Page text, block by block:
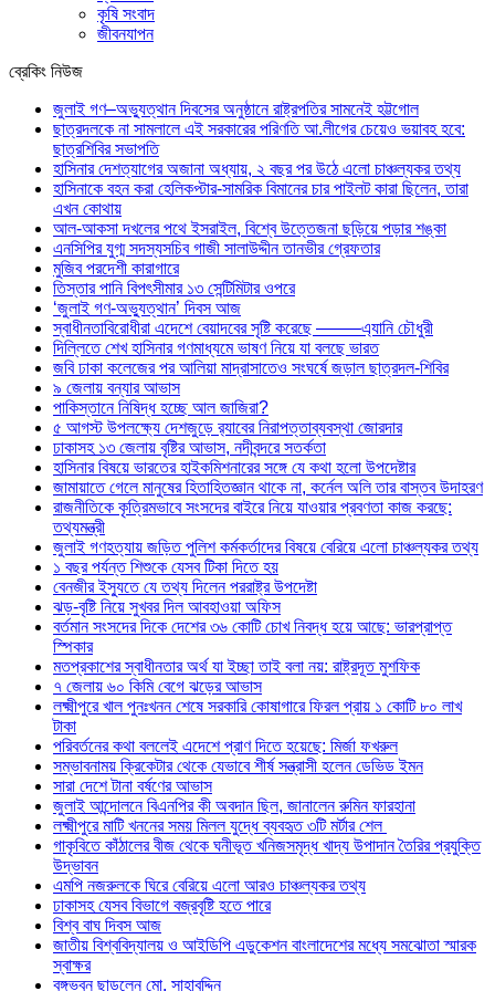
কৃষি সংবাদ
জীবনযাপন
ব্রেকিং নিউজ
জুলাই গণ–অভ্যুত্থান দিবসের অনুষ্ঠানে রাষ্ট্রপতির সামনেই হট্টগোল
ছাত্রদলকে না সামলালে এই সরকারের পরিণতি আ.লীগের চেয়েও ভয়াবহ হবে:
ছাত্রশিবির সভাপতি
হাসিনার দেশত্যাগের অজানা অধ্যায়, ২ বছর পর উঠে এলো চাঞ্চল্যকর তথ্য
হাসিনাকে বহন করা হেলিকপ্টার-সামরিক বিমানের চার পাইলট কারা ছিলেন, তারা
এখন কোথায়
আল-আকসা দখলের পথে ইসরাইল, বিশ্বে উত্তেজনা ছড়িয়ে পড়ার শঙ্কা
এনসিপির যুগ্ম সদস্যসচিব গাজী সালাউদ্দীন তানভীর গ্রেফতার
মুজিব পরদেশী কারাগারে
তিস্তার পানি বিপৎসীমার ১৩ সেন্টিমিটার ওপরে
‘জুলাই গণ-অভ্যুত্থান’ দিবস আজ
স্বাধীনতাবিরোধীরা এদেশে বেয়াদবের সৃষ্টি করেছে ——–এ্যানি চৌধুরী
দিল্লিতে শেখ হাসিনার গণমাধ্যমে ভাষণ নিয়ে যা বলছে ভারত
জবি ঢাকা কলেজের পর আলিয়া মাদ্রাসাতেও সংঘর্ষে জড়াল ছাত্রদল-শিবির
৯ জেলায় বন্যার আভাস
পাকিস্তানে নিষিদ্ধ হচ্ছে আল জাজিরা?
৫ আগস্ট উপলক্ষ্যে দেশজুড়ে র‌্যাবের নিরাপত্তাব্যবস্থা জোরদার
ঢাকাসহ ১৩ জেলায় বৃষ্টির আভাস, নদীবন্দরে সতর্কতা
হাসিনার বিষয়ে ভারতের হাইকমিশনারের সঙ্গে যে কথা হলো উপদেষ্টার
জামায়াতে গেলে মানুষের হিতাহিতজ্ঞান থাকে না, কর্নেল অলি তার বাস্তব উদাহরণ
রাজনীতিকে কৃত্রিমভাবে সংসদের বাইরে নিয়ে যাওয়ার প্রবণতা কাজ করছে:
তথ্যমন্ত্রী
জুলাই গণহত্যায় জড়িত পুলিশ কর্মকর্তাদের বিষয়ে বেরিয়ে এলো চাঞ্চল্যকর তথ্য
১ বছর পর্যন্ত শিশুকে যেসব টিকা দিতে হয়
বেনজীর ইস্যুতে যে তথ্য দিলেন পররাষ্ট্র উপদেষ্টা
ঝড়-বৃষ্টি নিয়ে সুখবর দিল আবহাওয়া অফিস
বর্তমান সংসদের দিকে দেশের ৩৬ কোটি চোখ নিবদ্ধ হয়ে আছে: ভারপ্রাপ্ত
স্পিকার
মতপ্রকাশের স্বাধীনতার অর্থ যা ইচ্ছা তাই বলা নয়: রাষ্ট্রদূত মুশফিক
৭ জেলায় ৬০ কিমি বেগে ঝড়ের আভাস
লক্ষ্মীপুরে খাল পুনঃখনন শেষে সরকারি কোষাগারে ফিরল প্রায় ১ কোটি ৮০ লাখ
টাকা
পরিবর্তনের কথা বললেই এদেশে প্রাণ দিতে হয়েছে: মির্জা ফখরুল
সম্ভাবনাময় ক্রিকেটার থেকে যেভাবে শীর্ষ সন্ত্রাসী হলেন ডেভিড ইমন
সারা দেশে টানা বর্ষণের আভাস
জুলাই আন্দোলনে বিএনপির কী অবদান ছিল, জানালেন রুমিন ফারহানা
লক্ষ্মীপুরে মাটি খননের সময় মিলল যুদ্ধে ব্যবহৃত ৩টি মর্টার শেল
গাকৃবিতে কাঁঠালের বীজ থেকে ঘনীভূত খনিজসমৃদ্ধ খাদ্য উপাদান তৈরির প্রযুক্তি
উদ্ভাবন
এমপি নজরুলকে ঘিরে বেরিয়ে এলো আরও চাঞ্চল্যকর তথ্য
ঢাকাসহ যেসব বিভাগে বজ্রবৃষ্টি হতে পারে
বিশ্ব বাঘ দিবস আজ
জাতীয় বিশ্ববিদ্যালয় ও আইডিপি এডুকেশন বাংলাদেশের মধ্যে সমঝোতা স্মারক
স্বাক্ষর
বঙ্গভবন ছাড়লেন মো. সাহাবুদ্দিন